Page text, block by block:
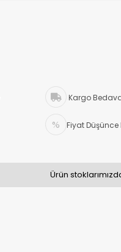
Kargo
Fiyat Düşünce
Ürün